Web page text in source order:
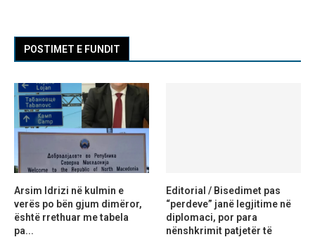
POSTIMET E FUNDIT
Arsim Idrizi në kulmin e
verës po bën gjum dimëror,
është rrethuar me tabela
pa...
Editorial / Bisedimet pas
“perdeve” janë legjitime në
diplomaci, por para
nënshkrimit patjetër të